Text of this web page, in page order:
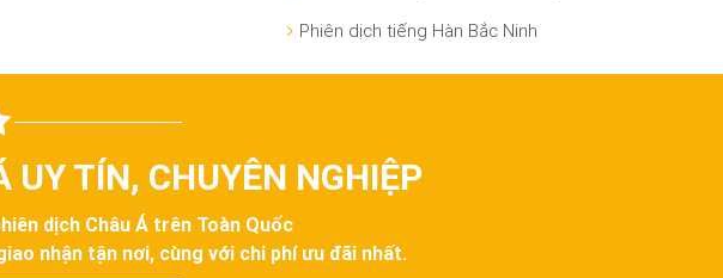
Phiên dịch tiếng Hàn Bắc Ninh
UY TÍN, CHUYÊN NGHIỆP
dịch Châu Á trên Toàn Quốc
nhận tận nơi, cùng với chi phí ưu đãi nhất.